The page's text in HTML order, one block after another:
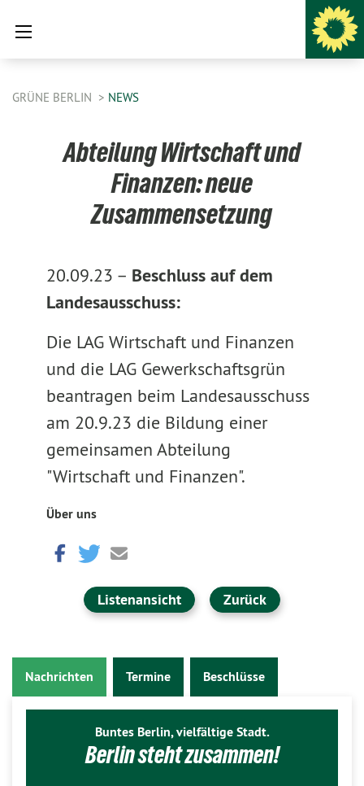
GRÜNE BERLIN NEWS
Abteilung Wirtschaft und
Finanzen: neue
Zusammensetzung
20.09.23 – Beschluss auf dem
Landesausschuss:
Die LAG Wirtschaft und Finanzen
und die LAG Gewerkschaftsgrün
beantragen beim Landesausschuss
am 20.9.23 die Bildung einer
gemeinsamen Abteilung
"Wirtschaft und Finanzen".
Über uns
Listenansicht Zurück
Nachrichten Termine Beschlüsse
Buntes Berlin, vielfältige Stadt.
Berlin steht zusammen!